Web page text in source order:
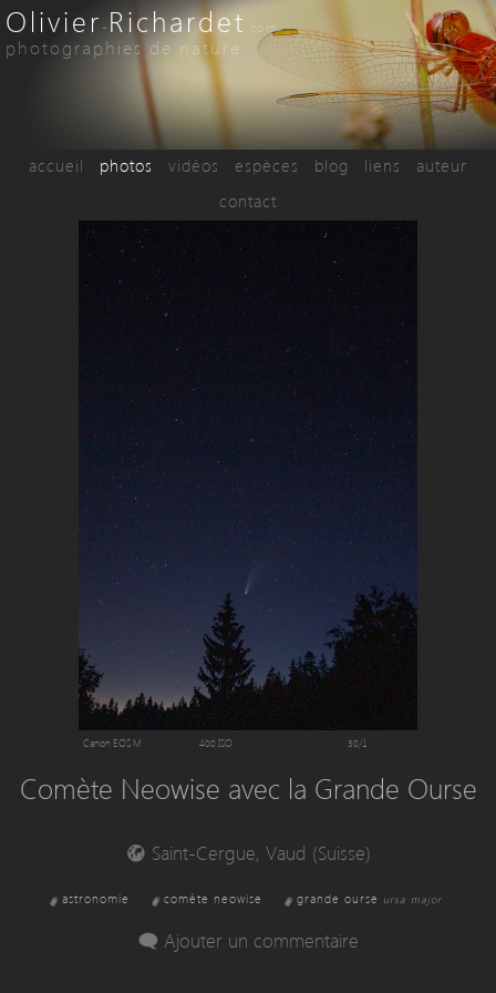
Olivier -Richardet .com
photographies de nature
accueil photos vidéos espèces blog liens
auteur
contact
Canon EOS M 400 ISO 30/1
Comète Neowise avec la Grande Ourse
Saint-Cergue, Vaud (Suisse)
astronomie comète neowise grande ourse ursa major
Ajouter un commentaire